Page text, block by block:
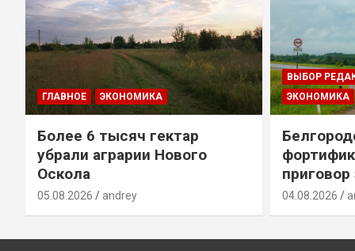
ГЛАВНОЕ ЭКОНОМИКА
Более 6 тысяч гектар
убрали аграрии Нового
Оскола
05.08.2026 andrey
ВЫБОР
ЭКОНОМИКА
04.08.2026